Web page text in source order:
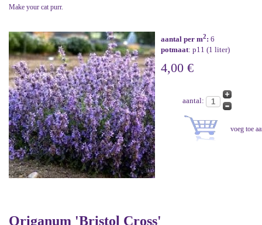
Make your cat purr.
aantal per m2: 6
potmaat: p11 (1 liter)
4,00 €
aantal:
Origanum 'Bristol Cross'